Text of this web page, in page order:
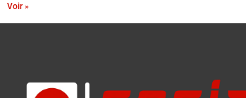
Voir »